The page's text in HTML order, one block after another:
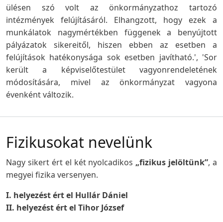
ülésen szó volt az önkormányzathoz tartozó
intézmények felújításáról. Elhangzott, hogy ezek a
munkálatok nagymértékben függenek a benyújtott
pályázatok sikereitől, hiszen ebben az esetben a
felújítások hatékonysága sok esetben javítható.', 'Sor
került a képviselőtestület vagyonrendeletének
módosítására, mivel az önkormányzat vagyona
évenként változik.
Fizikusokat nevelünk
Nagy sikert ért el két nyolcadikos „fizikus jelöltünk”, a
megyei fizika versenyen.
I. helyezést ért el Hullár Dániel
II. helyezést ért el Tihor József